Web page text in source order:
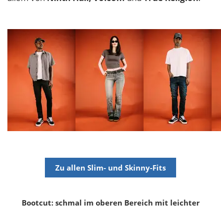
Zu allen Slim- und Skinny-Fits
Bootcut: schmal im oberen Bereich mit leichter